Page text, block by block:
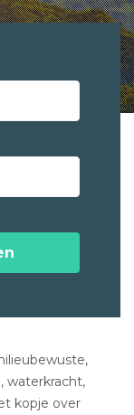
waterkracht,
kopje over